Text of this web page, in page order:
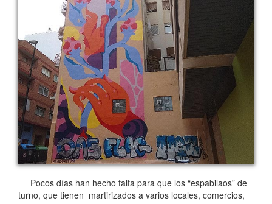
Pocos días han hecho falta para que los “espabilaos” de
turno, que tienen martirizados a varios locales, comercios,